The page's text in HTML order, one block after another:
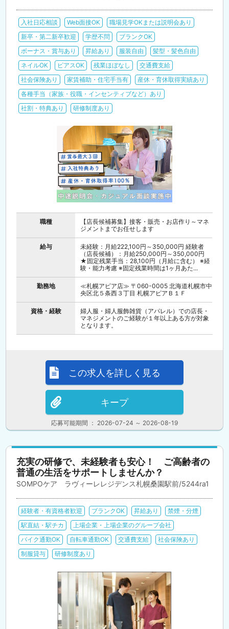
入社日応相談 Web面接OK
職場見学OKまたは説明会あり
新卒・第二新卒歓迎
学歴不問
ブランクOK
ボーナス・賞与あり
昇給あり 服装自由
髪型・髪色自由
ネイルOK
ピアスOK 残業ほぼなし
交通費支給
社会保険あり
家賃補助・住宅手当有
産休・育休取得実績あり
各種手当（家族・役職・インセンティブなど）あり
社割・特典あり
研修制度あり
職種
【店長候補募集】接客・販売・お店作り～マネ
ジメントまでお任せします
給与
未経験：月給222,100円～350,000円 経験者
（店長候補）：月給250,000円～350,000円
★固定残業手当：28,100円（月給に含む） ※経
験・能力考慮 ※固定残業時間は1ヶ月あた...
勤務地
≪札幌アピア店≫ 〒060-0005 北海道札幌市中
央区北５条西３丁目 札幌アピアＢ１Ｆ
資格・経験
婦人服・婦人服飾雑貨（アパレル）での店長・
マネジメントのご経験が１年以上ある方が対象
となります。
応募可能期間 ： 2026-07-24 ～ 2026-08-19
この求人を詳しく見る
キープ
充実の研修で、未経験者も安心！ ご高齢者の
普通の生活をサポートしませんか？
SOMPOケア ラヴィーレレジデンス札幌桑園駅前/5244ra1
経験者・有資格者歓迎 ブランクOK 昇給あり
禁煙・分煙
駅直結・駅チカ
上場企業・上場企業のグループ会社
バイク通勤OK
自転車通勤OK 交通費支給
社会保険あり
制服貸与
研修制度あり